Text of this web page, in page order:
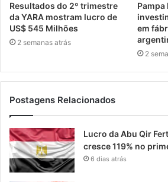
Resultados do 2º trimestre
da YARA mostram lucro de
US$ 545 Milhões
2 semanas atrás
em
2
Postagens Relacionados
Lucro da Abu Qir
cresce 119% no
6 dias atrás